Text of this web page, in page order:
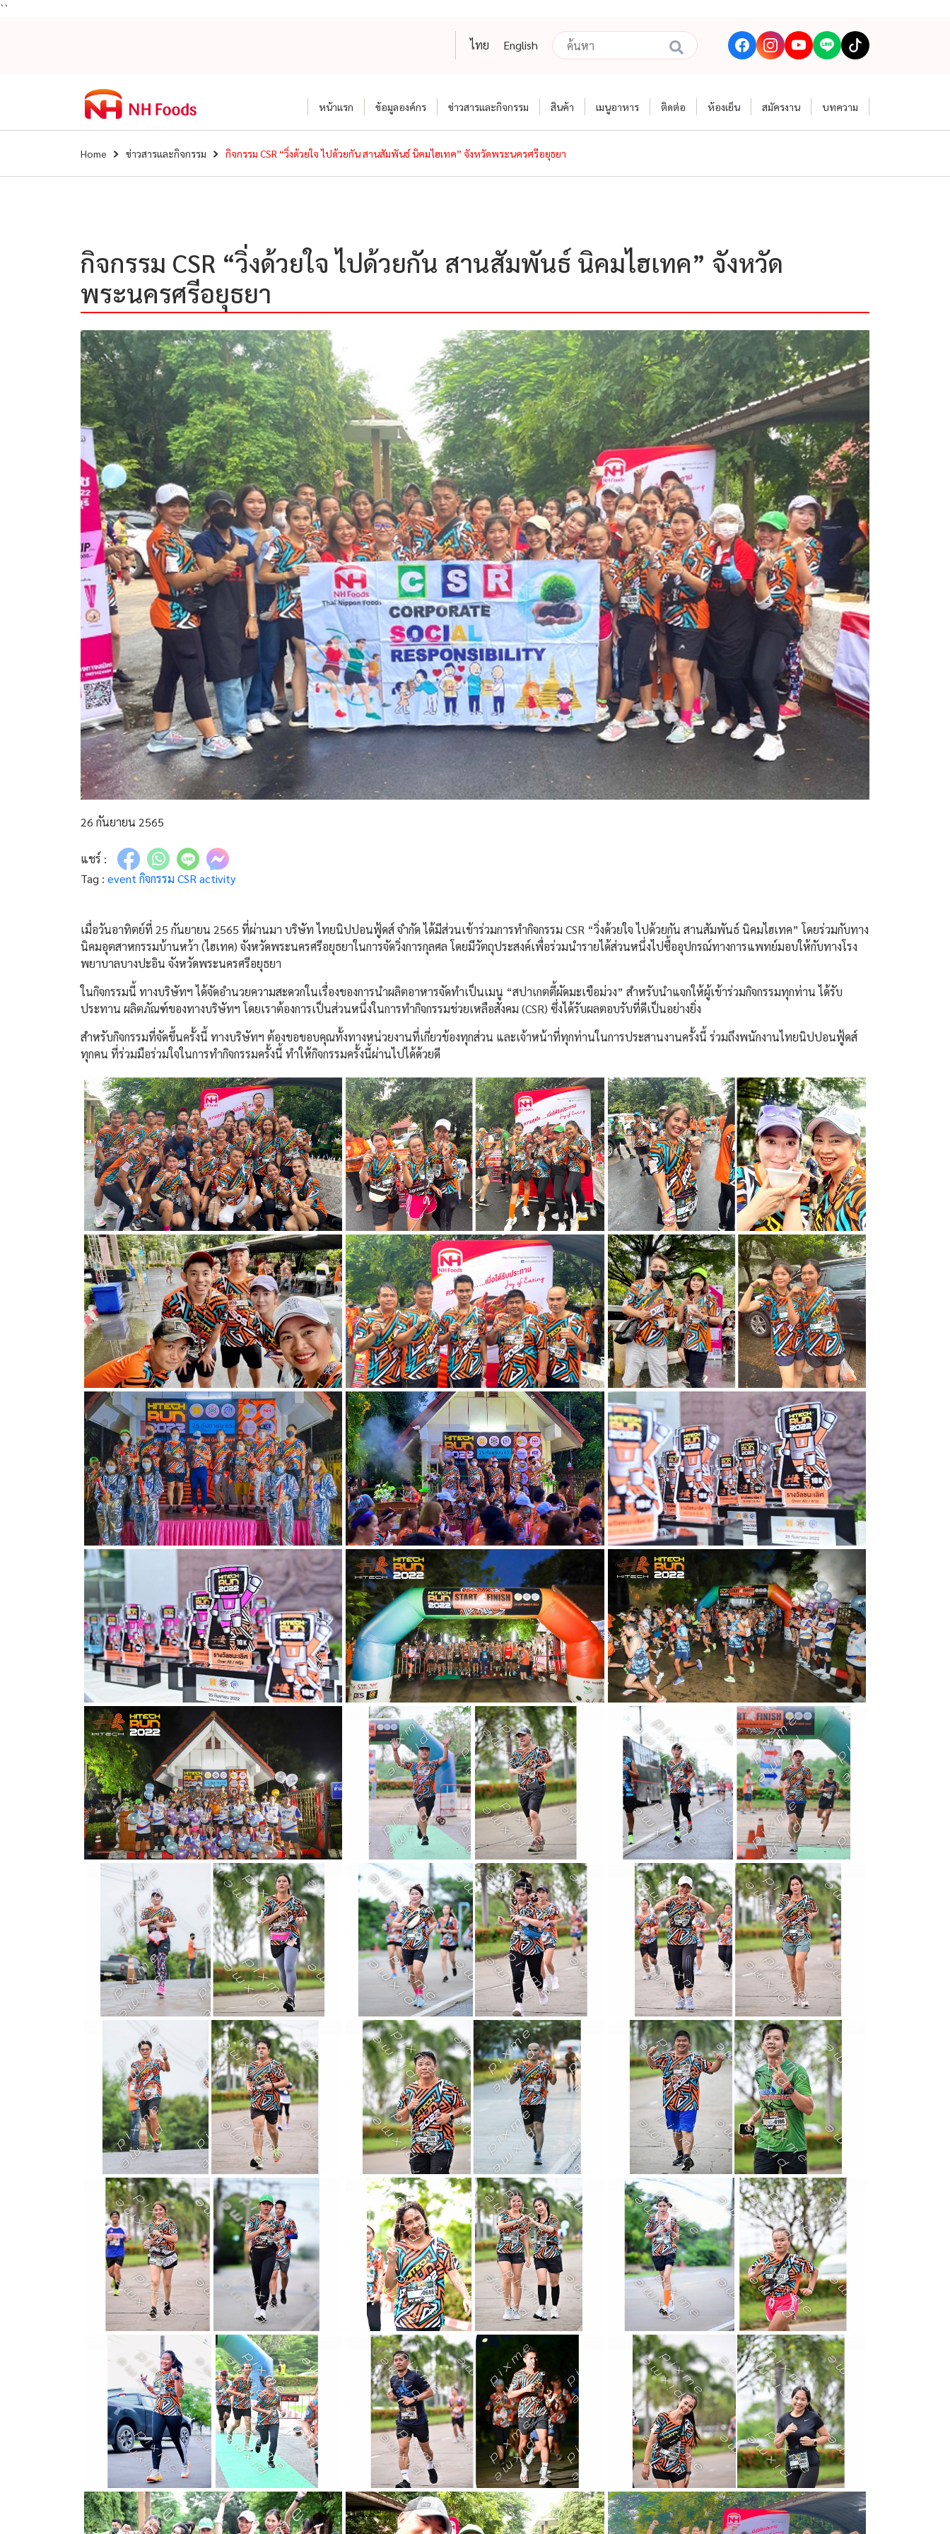
``
ไทย English
หน้าแรก ข้อมูลองค์กร ข่าวสารและกิจกรรม สินค้า เมนูอาหาร ติดต่อ ห้องเย็น สมัครงาน บทความ
Home ข่าวสารและกิจกรรม กิจกรรม CSR “วิ่งด้วยใจ ไปด้วยกัน สานสัมพันธ์ นิคมไฮเทค” จังหวัดพระนครศรีอยุธยา
กิจกรรม CSR “วิ่งด้วยใจ ไปด้วยกัน สานสัมพันธ์ นิคมไฮเทค” จังหวัด
พระนครศรีอยุธยา
26 กันยายน 2565
แชร์ :
Tag : event กิจกรรม CSR activity
เมื่อวันอาทิตย์ที่ 25 กันยายน 2565 ที่ผ่านมา บริษัท ไทยนิปปอนฟู้ดส์ จำกัด ได้มีส่วนเข้าร่วมการทำกิจกรรม CSR “วิ่งด้วยใจ ไปด้วยกัน สานสัมพันธ์ นิคมไฮเทค” โดยร่วมกับทาง
นิคมอุตสาหกรรมบ้านหว้า (ไฮเทค) จังหวัดพระนครศรีอยุธยาในการจัดวิ่งการกุลศล โดยมีวัตถุประสงค์เพื่อร่วมนำรายได้ส่วนหนึ่งไปซื้ออุปกรณ์ทางการแพทย์มอบให้กับทางโรง
พยาบาลบางปะอิน จังหวัดพระนครศรีอยุธยา
ในกิจกรรมนี้ ทางบริษัทฯ ได้จัดอำนวยความสะดวกในเรื่องของการนำผลิตอาหารจัดทำเป็นเมนู “สปาเกตตี้ผัดมะเขือม่วง” สำหรับนำแจกให้ผู้เข้าร่วมกิจกรรมทุกท่าน ได้รับ
ประทาน ผลิตภัณฑ์ของทางบริษัทฯ โดยเราต้องการเป็นส่วนหนึ่งในการทำกิจกรรมช่วยเหลือสังคม (CSR) ซึ่งได้รับผลตอบรับที่ดีเป็นอย่างยิ่ง
สำหรับกิจกรรมที่จัดขึ้นครั้งนี้ ทางบริษัทฯ ต้องขอขอบคุณทั้งทางหน่วยงานที่เกี่ยวข้องทุกส่วน และเจ้าหน้าที่ทุกท่านในการประสานงานครั้งนี้ ร่วมถึงพนักงานไทยนิปปอนฟู้ดส์
ทุกคน ที่ร่วมมือร่วมใจในการทำกิจกรรมครั้งนี้ ทำให้กิจกรรมครั้งนี้ผ่านไปได้ด้วยดี